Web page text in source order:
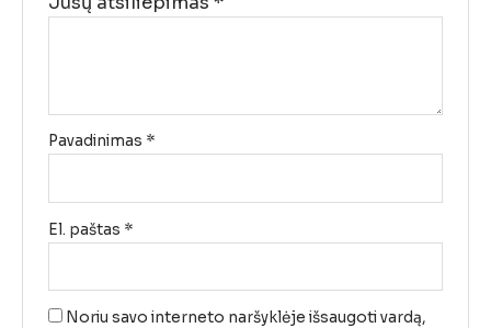
Pavadinimas *
El. paštas *
Noriu savo interneto naršyklėje išsaugoti vardą,